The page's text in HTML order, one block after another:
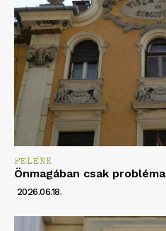
FELÉNK
Önmagában csak probléma
2026.06.18.